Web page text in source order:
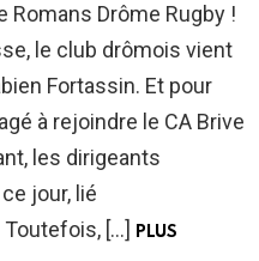
Romans Drôme Rugby !
le club drômois vient
Fortassin. Et pour
à rejoindre le CA Brive
les dirigeants
jour, lié
[…]
PLUS